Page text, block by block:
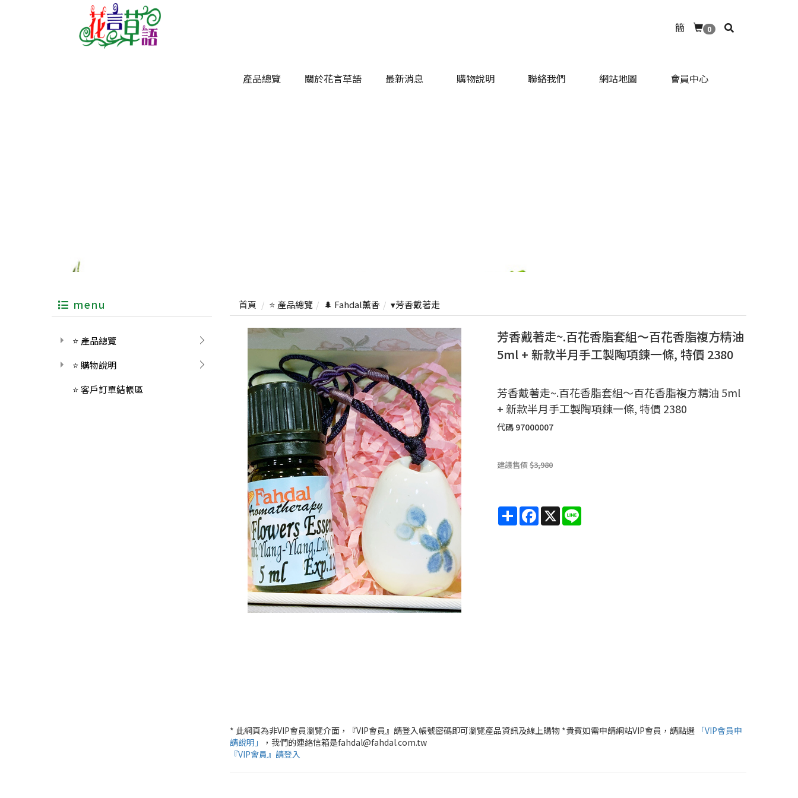
簡 0
產品總覽 關於花言草語 最新消息 購物說明 聯絡我們 網站地圖 會員中心
menu
⭐ 產品總覽
⭐ 購物說明
⭐ 客戶訂單結帳區
首頁 ⭐ 產品總覽 🌲 Fahdal薰香 ▾芳香戴著走
芳香戴著走~.百花香脂套組～百花香脂複方精油
5ml + 新款半月手工製陶項鍊一條, 特價 2380
芳香戴著走~.百花香脂套組～百花香脂複方精油 5ml
+ 新款半月手工製陶項鍊一條, 特價 2380
代碼 97000007
建議售價$3,980
Share Facebook
X
* 此網頁為非VIP會員瀏覽介面，『VIP會員』請登入帳號密碼即可瀏覽產品資訊及線上購物 *貴賓如需申請網站VIP會員，請點選 「VIP會員申
請說明」
，我們的連絡信箱是fahdal@fahdal.com.tw
『VIP會員』請登入